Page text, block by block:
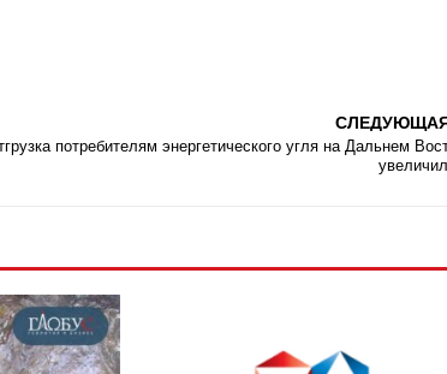
потребителям энергетического угля на Дальнем